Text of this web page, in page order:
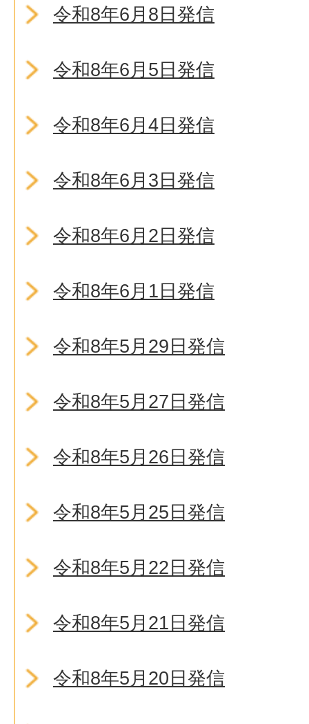
令和8年6月8日発信
令和8年6月5日発信
令和8年6月4日発信
令和8年6月3日発信
令和8年6月2日発信
令和8年6月1日発信
令和8年5月29日発信
令和8年5月27日発信
令和8年5月26日発信
令和8年5月25日発信
令和8年5月22日発信
令和8年5月21日発信
令和8年5月20日発信